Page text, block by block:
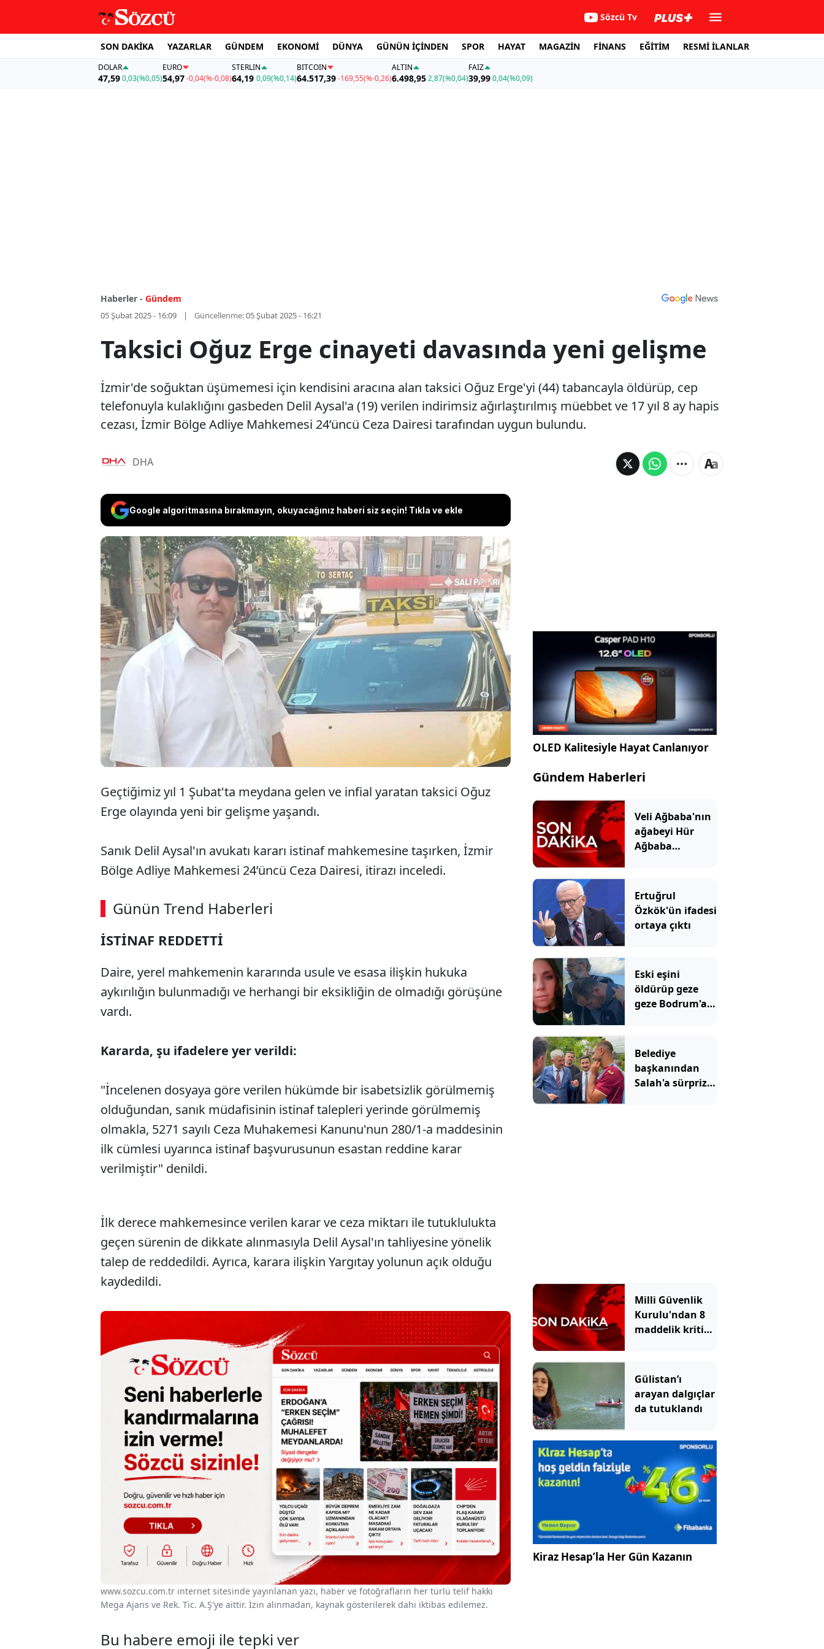
Sözcü Tv
SON DAKİKA YAZARLAR GÜNDEM EKONOMİ DÜNYA GÜNÜN İÇİNDEN SPOR HAYAT MAGAZİN FİNANS EĞİTİM RESMİ İLANLAR
DOLAR
47,590,03(%0,05)
EURO
54,97 -0,04(%-0,08)
STERLIN
64,19 0,09(%0,14)
BITCOIN
64.517,39-169,55(%-0,26)
ALTIN
6.498,952,87(%0,04)
FAİZ
39,990,04(%0,09)
Haberler - Gündem
05 Şubat 2025 - 16:09 Güncellenme:05 Şubat 2025 - 16:21
Taksici Oğuz Erge cinayeti davasında yeni gelişme
İzmir'de soğuktan üşümemesi için kendisini aracına alan taksici Oğuz Erge'yi (44) tabancayla öldürüp, cep
telefonuyla kulaklığını gasbeden Delil Aysal'a (19) verilen indirimsiz ağırlaştırılmış müebbet ve 17 yıl 8 ay hapis
cezası, İzmir Bölge Adliye Mahkemesi 24’üncü Ceza Dairesi tarafından uygun bulundu.
DHA
Google algoritmasına bırakmayın, okuyacağınız haberi siz seçin! Tıkla ve ekle
İzmir'de soğuktan üşümemesi için kendisini aracına alan taksici
Oğuz Erge'yi (44) tabancayla öldürüp, cep telefonuyla kulaklığını
gasbeden Delil Aysal'a (19) verilen indirimsiz ağırlaştırılmış müebbet
ve 17 yıl 8 ay hapis cezası, İzmir Bölge Adliye Mahkemesi 24’üncü
Ceza Dairesi tarafından uygun bulundu.
Geçtiğimiz yıl 1 Şubat'ta meydana gelen ve infial yaratan taksici Oğuz
Erge olayında yeni bir gelişme yaşandı.
Sanık Delil Aysal'ın avukatı kararı istinaf mahkemesine taşırken, İzmir
Bölge Adliye Mahkemesi 24’üncü Ceza Dairesi, itirazı inceledi.
Günün Trend Haberleri
00:02 / 09:08
İSTİNAF REDDETTİ
Daire, yerel mahkemenin kararında usule ve esasa ilişkin hukuka
aykırılığın bulunmadığı ve herhangi bir eksikliğin de olmadığı görüşüne
vardı.
Kararda, şu ifadelere yer verildi:
"İncelenen dosyaya göre verilen hükümde bir isabetsizlik görülmemiş
olduğundan, sanık müdafisinin istinaf talepleri yerinde görülmemiş
olmakla, 5271 sayılı Ceza Muhakemesi Kanunu'nun 280/1-a maddesinin
ilk cümlesi uyarınca istinaf başvurusunun esastan reddine karar
verilmiştir" denildi.
İlk derece mahkemesince verilen karar ve ceza miktarı ile tutuklulukta
geçen sürenin de dikkate alınmasıyla Delil Aysal'ın tahliyesine yönelik
talep de reddedildi. Ayrıca, karara ilişkin Yargıtay yolunun açık olduğu
kaydedildi.
www.sozcu.com.tr internet sitesinde yayınlanan yazı, haber ve fotoğrafların her türlü telif hakkı
Mega Ajans ve Rek. Tic. A.Ş'ye aittir. İzin alınmadan, kaynak gösterilerek dahi iktibas edilemez.
Bu habere emoji ile tepki ver
OLED Kalitesiyle Hayat Canlanıyor
Gündem Haberleri
Veli Ağbaba'nın
ağabeyi Hür
Ağbaba
Ertuğrul
Özkök'ün ifadesi
ortaya çıktı
Eski eşini
öldürüp geze
geze Bodrum'a
emsal olacak
karar
Belediye
başkanından
Salah'a sürpriz
Milli Güvenlik
Kurulu'ndan 8
maddelik kritik
Gülistan’ı
arayan dalgıçlar
da tutuklandı
Kiraz Hesap’la Her Gün Kazanın